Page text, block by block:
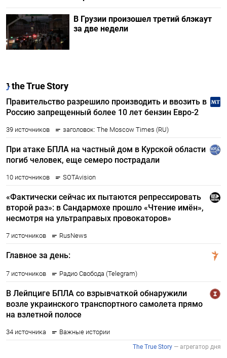
В Грузии произошел третий блэкаут
за две недели